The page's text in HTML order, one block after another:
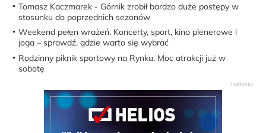
Tomasz Kaczmarek - Górnik zrobił bardzo duże postępy w
stosunku do poprzednich sezonów
Weekend pełen wrażeń. Koncerty, sport, kino plenerowe i
joga – sprawdź, gdzie warto się wybrać
Rodzinny piknik sportowy na Rynku. Moc atrakcji już w
sobotę